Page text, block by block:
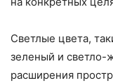
Светлые цвета,
зеленый и светло-
расширения